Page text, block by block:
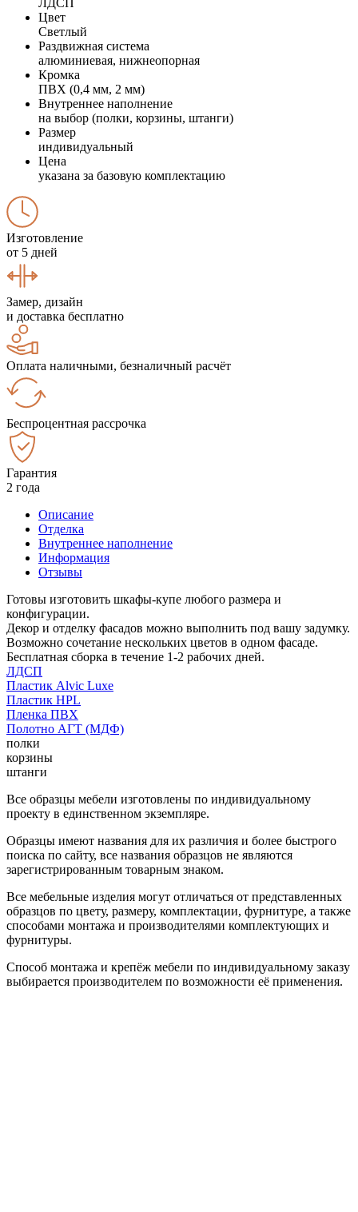
Цвет
Светлый
Раздвижная система
алюминиевая, нижнеопорная
Кромка
ПВХ (0,4 мм, 2 мм)
Внутреннее наполнение
на выбор (полки, корзины, штанги)
Размер
индивидуальный
Цена
указана за базовую комплектацию
Изготовление
от 5 дней
Замер, дизайн
и доставка бесплатно
Оплата наличными, безналичный расчёт
Беспроцентная рассрочка
Гарантия
2 года
Описание
Отделка
Внутреннее наполнение
Информация
Отзывы
Готовы изготовить шкафы-купе любого размера и
конфигурации.
Декор и отделку фасадов можно выполнить под вашу задумку.
Возможно сочетание нескольких цветов в одном фасаде.
Бесплатная сборка в течение 1-2 рабочих дней.
ЛДСП
Пластик Alvic Luxe
Пластик HPL
Пленка ПВХ
Полотно АГТ (МДФ)
полки
корзины
штанги
Все образцы мебели изготовлены по индивидуальному
проекту в единственном экземпляре.
Образцы имеют названия для их различия и более быстрого
поиска по сайту, все названия образцов не являются
зарегистрированным товарным знаком.
Все мебельные изделия могут отличаться от представленных
образцов по цвету, размеру, комплектации, фурнитуре, а также
способами монтажа и производителями комплектующих и
фурнитуры.
Способ монтажа и крепёж мебели по индивидуальному заказу
выбирается производителем по возможности её применения.